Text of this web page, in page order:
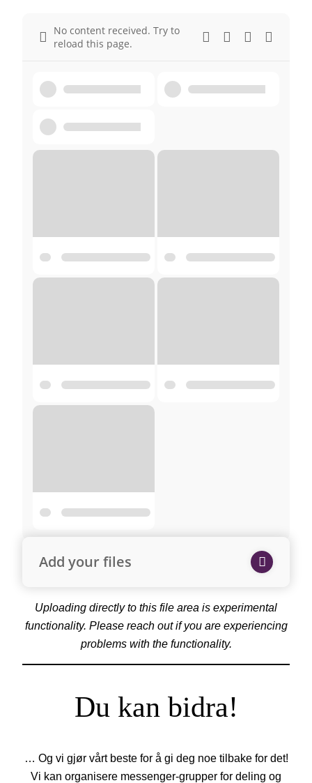
No content received. Try to
reload this page.
Add your files
Uploading directly to this file area is experimental
functionality. Please reach out if you are experiencing
problems with the functionality.
Du kan bidra!
… Og vi gjør vårt beste for å gi deg noe tilbake for det!
Vi kan organisere messenger-grupper for deling og